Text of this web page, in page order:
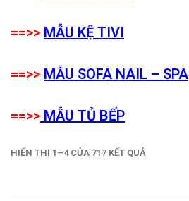
==>> MẪU KỆ TIVI
==>> MẪU SOFA NAIL – SPA
==>> MẪU TỦ BẾP
HIỂN THỊ 1–4 CỦA 717 KẾT QUẢ